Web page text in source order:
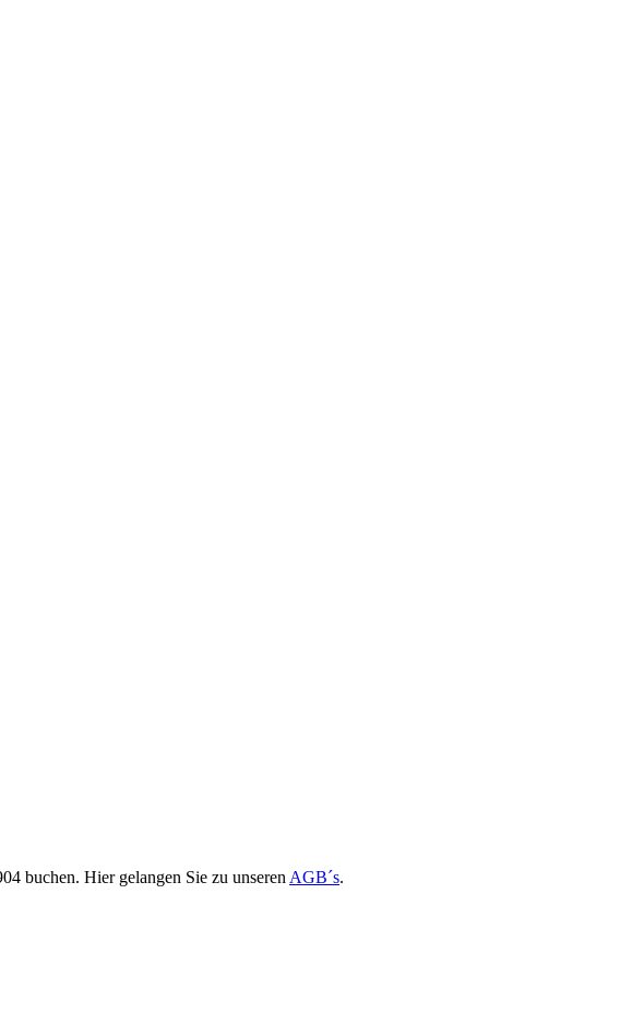
buchen. Hier gelangen Sie zu unseren AGB´s.